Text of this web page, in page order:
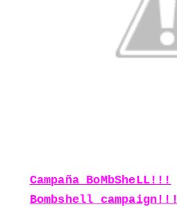
Campaña BoMbSheLL!!!
Bombshell campaign!!!